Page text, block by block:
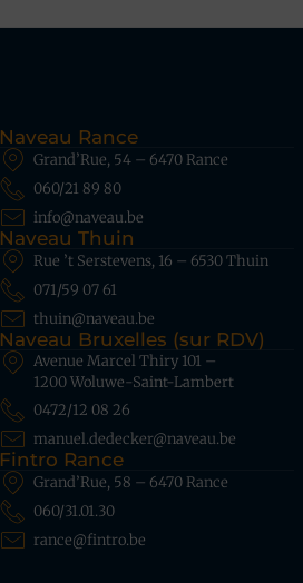
Naveau Rance
Grand’Rue, 54 – 6470 Rance
060/21 89 80
info@naveau.be
Naveau Thuin
Rue ’t Serstevens, 16 – 6530 Thuin
071/59 07 61
thuin@naveau.be
Naveau Bruxelles (sur RDV)
Avenue Marcel Thiry 101 –
1200 Woluwe-Saint-Lambert
0472/12 08 26
manuel.dedecker@naveau.be
Fintro Rance
Grand’Rue, 58 – 6470 Rance
060/31.01.30
rance@fintro.be